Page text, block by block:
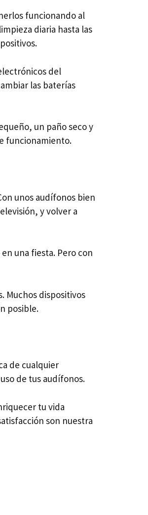
funcionando al
diaria hasta las
del
las baterías
un paño seco y
funcionamiento.
unos audífonos bien
y volver a
una fiesta. Pero con
Muchos dispositivos
posible.
de cualquier
de tus audífonos.
tu vida
son nuestra